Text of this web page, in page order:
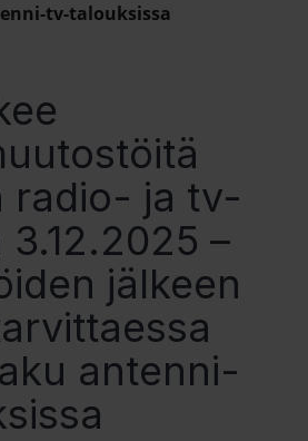
tv-talouksissa
radio- ja tv-
–
jälkeen
antenni-